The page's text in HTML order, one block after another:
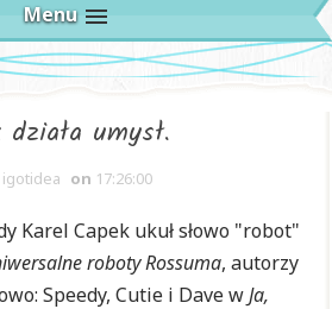
Menu
działa umysł.
igotidea on 17:26:00
Karel Capek ukuł słowo "robot"
roboty Rossuma, autorzy
Speedy, Cutie i Dave wJa,